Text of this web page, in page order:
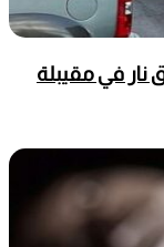
نار في مقيبلة